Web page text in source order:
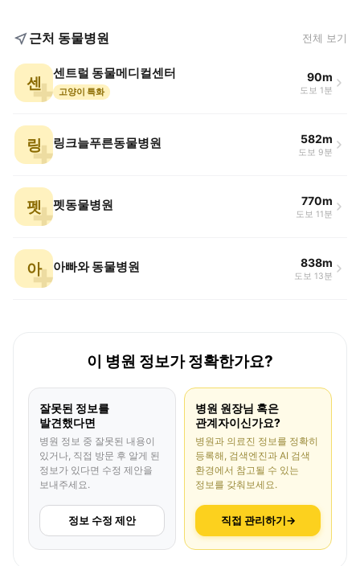
근처 동물병원 전체 보기
센
센트럴 동물메디컬센터
고양이 특화
90m
도보 1분
링 링크늘푸른동물병원 582m
도보 9분
펫 펫동물병원 770m
도보 11분
아 아빠와 동물병원 838m
도보 13분
이 병원 정보가 정확한가요?
잘못된 정보를
발견했다면
병원 정보 중 잘못된 내용이
있거나, 직접 방문 후 알게 된
정보가 있다면 수정 제안을
보내주세요.
정보 수정 제안
병원 원장님 혹은
관계자이신가요?
병원과 의료진 정보를 정확히
등록해, 검색엔진과 AI 검색
환경에서 참고될 수 있는
정보를 갖춰보세요.
직접 관리하기→